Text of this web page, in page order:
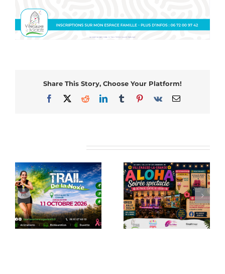
Share This Story, Choose Your Platform!
Facebook
X RedditLinkedInTumblrPinterest
Vk Email